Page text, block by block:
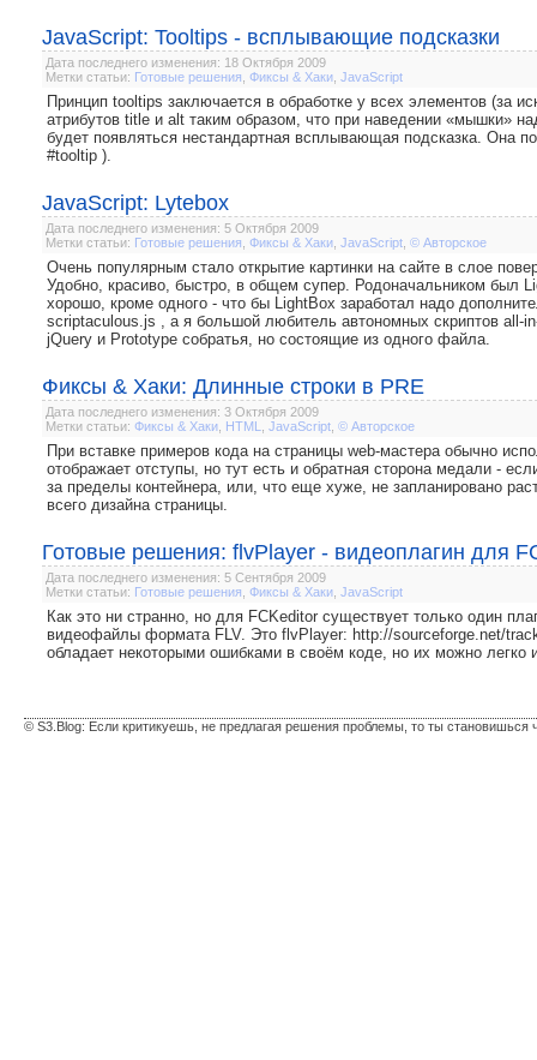
JavaScript: Tooltips - всплывающие подсказки
Дата последнего изменения: 18 Октября 2009
Метки статьи: Готовые решения Фиксы & Хаки JavaScript
Принцип tooltips заключается в обработке у всех элементов (за
атрибутов title и alt таким образом, что при наведении «мышки»
будет появляться нестандартная всплывающая подсказка. Она
#tooltip ).
JavaScript: Lytebox
Дата последнего изменения: 5 Октября 2009
Метки статьи: Готовые решения Фиксы & Хаки JavaScript © Авторское
Очень популярным стало открытие картинки на сайте в слое
Удобно, красиво, быстро, в общем супер. Родоначальником был
хорошо, кроме одного - что бы LightBox заработал надо
scriptaculous.js , а я большой любитель автономных скриптов all-
jQuery и Prototype собратья, но состоящие из одного файла.
Фиксы & Хаки: Длинные строки в PRE
Дата последнего изменения: 3 Октября 2009
Метки статьи: Фиксы & Хаки HTML JavaScript © Авторское
При вставке примеров кода на страницы web-мастера обычно
отображаeт отступы, но тут есть и обратная сторона медали -
за пределы контейнера, или, что еще хуже, не запланировано
всего дизайна страницы.
Готовые решения: flvPlayer - видеоплагин для
Дата последнего изменения: 5 Сентября 2009
Метки статьи: Готовые решения Фиксы & Хаки JavaScript
Как это ни странно, но для FCKeditor существует только один
видеофайлы формата FLV. Это flvPlayer: http://sourceforge.net/
обладает некоторыми ошибками в своём коде, но их можно легко
© S3.Blog: Если критикуешь, не предлагая решения проблемы, то ты становишься